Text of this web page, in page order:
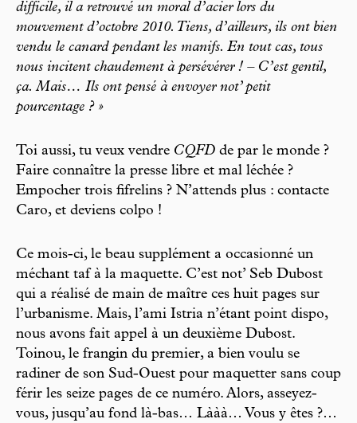
difficile, il a retrouvé un moral d’acier lors du
mouvement d’octobre 2010. Tiens, d’ailleurs, ils ont bien
vendu le canard pendant les manifs. En tout cas, tous
nous incitent chaudement à persévérer ! – C’est gentil,
ça. Mais… Ils ont pensé à envoyer not’ petit
pourcentage ? »
Toi aussi, tu veux vendre CQFD de par le monde ?
Faire connaître la presse libre et mal léchée ?
Empocher trois fifrelins ? N’attends plus : contacte
Caro, et deviens colpo !
Ce mois-ci, le beau supplément a occasionné un
méchant taf à la maquette. C’est not’ Seb Dubost
qui a réalisé de main de maître ces huit pages sur
l’urbanisme. Mais, l’ami Istria n’étant point dispo,
nous avons fait appel à un deuxième Dubost.
Toinou, le frangin du premier, a bien voulu se
radiner de son Sud-Ouest pour maquetter sans coup
férir les seize pages de ce numéro. Alors, asseyez-
vous, jusqu’au fond là-bas… Lààà… Vous y êtes ?…